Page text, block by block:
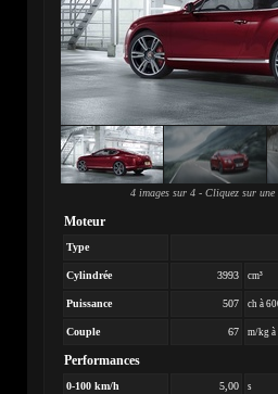
4 images sur 4 - Cliquez sur
Moteur
Type
Cylindrée 3993 cm³
Puissance 507 ch à
Couple 67 m/kg
Performances
0-100 km/h 5,00 s